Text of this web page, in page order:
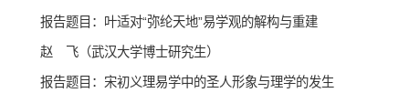
报告题目：叶适对“弥纶天地”易学观的解构与重建
赵 飞（武汉大学博士研究生）
报告题目：宋初义理易学中的圣人形象与理学的发生